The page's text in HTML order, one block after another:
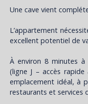
Une cave vient
L’appartement
excellent potentiel de
À environ 8 minutes à
(ligne J – accès rapide
emplacement idéal, à
restaurants et services